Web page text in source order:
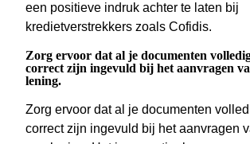
een positieve indruk achter te laten bij
kredietverstrekkers zoals Cofidis.
Zorg ervoor dat al je documenten
correct zijn ingevuld bij het aanvragen
lening.
Zorg ervoor dat al je documenten
correct zijn ingevuld bij het aanvragen